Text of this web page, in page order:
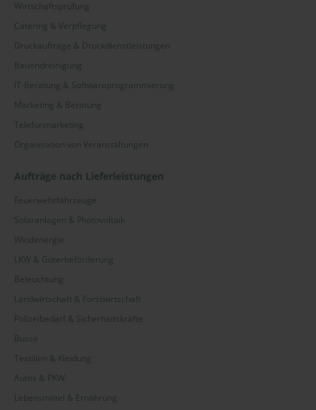
Wirtschaftsprüfung
Catering & Verpflegung
Druckaufträge & Druckdienstleistungen
Bauendreinigung
IT-Beratung & Softwareprogrammierung
Marketing & Beratung
Telefonmarketing
Organisation von Veranstaltungen
Aufträge nach Lieferleistungen
Feuerwehrfahrzeuge
Solaranlagen & Photovoltaik
Windenergie
LKW & Güterbeförderung
Beleuchtung
Landwirtschaft & Forstwirtschaft
Polizeibedarf & Sicherheitskräfte
Busse
Textilien & Kleidung
Autos & PKW
Lebensmittel & Ernährung